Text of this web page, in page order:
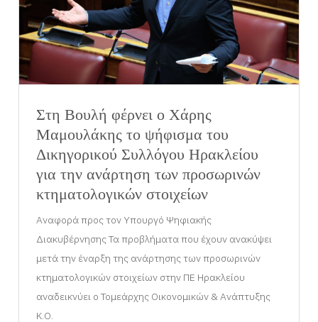
Στη Βουλή φέρνει ο Χάρης
Μαμουλάκης το ψήφισμα του
Δικηγορικού Συλλόγου Ηρακλείου
για την ανάρτηση των προσωρινών
κτηματολογικών στοιχείων
Αναφορά προς τον Υπουργό Ψηφιακής
Διακυβέρνησης Τα προβλήματα που έχουν ανακύψει
μετά την έναρξη της ανάρτησης των προσωρινών
κτηματολογικών στοιχείων στην ΠΕ Ηρακλείου
αναδεικνύει ο Τομεάρχης Οικονομικών & Ανάπτυξης
Κ.Ο.